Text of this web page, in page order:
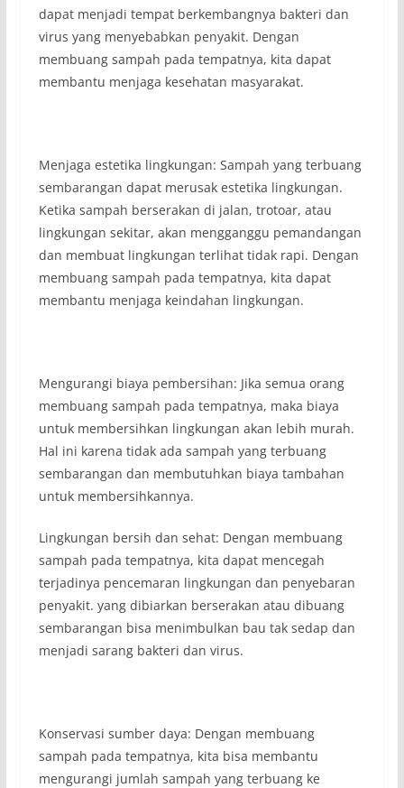
dapat menjadi tempat berkembangnya bakteri dan
virus yang menyebabkan penyakit. Dengan
membuang sampah pada tempatnya, kita dapat
membantu menjaga kesehatan masyarakat.
Menjaga estetika lingkungan: Sampah yang terbuang
sembarangan dapat merusak estetika lingkungan.
Ketika sampah berserakan di jalan, trotoar, atau
lingkungan sekitar, akan mengganggu pemandangan
dan membuat lingkungan terlihat tidak rapi. Dengan
membuang sampah pada tempatnya, kita dapat
membantu menjaga keindahan lingkungan.
Mengurangi biaya pembersihan: Jika semua orang
membuang sampah pada tempatnya, maka biaya
untuk membersihkan lingkungan akan lebih murah.
Hal ini karena tidak ada sampah yang terbuang
sembarangan dan membutuhkan biaya tambahan
untuk membersihkannya.
Lingkungan bersih dan sehat: Dengan membuang
sampah pada tempatnya, kita dapat mencegah
terjadinya pencemaran lingkungan dan penyebaran
penyakit. yang dibiarkan berserakan atau dibuang
sembarangan bisa menimbulkan bau tak sedap dan
menjadi sarang bakteri dan virus.
Konservasi sumber daya: Dengan membuang
sampah pada tempatnya, kita bisa membantu
mengurangi jumlah sampah yang terbuang ke